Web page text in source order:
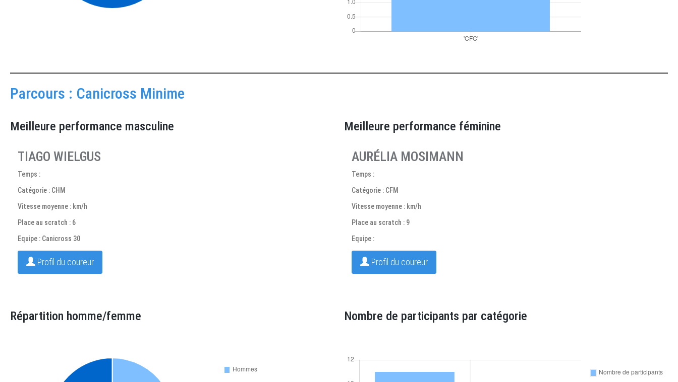
Parcours : Canicross Minime
Meilleure performance masculine
TIAGO WIELGUS
Temps :
Catégorie : CHM
Vitesse moyenne : km/h
Place au scratch : 6
Equipe : Canicross 30
Profil du coureur
Meilleure performance féminine
AURÉLIA MOSIMANN
Temps :
Catégorie : CFM
Vitesse moyenne : km/h
Place au scratch : 9
Equipe :
Profil du coureur
Répartition homme/femme Nombre de participants par catégorie